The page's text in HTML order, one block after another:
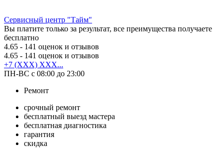
Сервисный центр "Тайм"
Вы платите только за результат, все преимущества получаете
бесплатно
4.65 - 141 оценок и отзывов
4.65 - 141 оценок и отзывов
+7 (XXX) XXX...
ПН-ВС с 08:00 до 23:00
Ремонт
срочный ремонт
бесплатный выезд мастера
бесплатная диагностика
гарантия
скидка